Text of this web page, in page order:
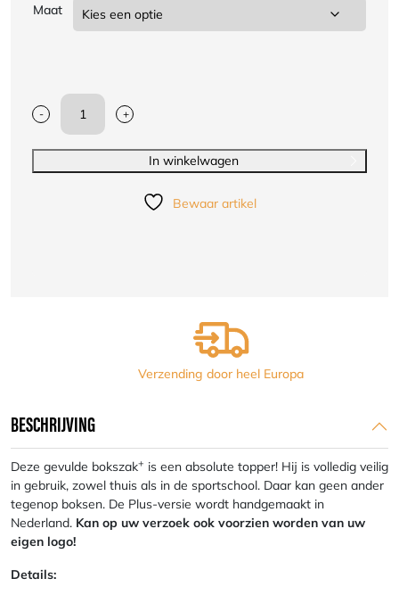
Maat
-
Gevulde
met
+
In winkelwagen
Bewaar artikel
Verzending door heel Europa
BESCHRIJVING
Deze gevulde bokszak+ is een absolute topper! Hij is volledig veilig
in gebruik, zowel thuis als in de sportschool. Daar kan geen ander
tegenop boksen. De Plus-versie wordt handgemaakt in
Nederland. Kan op uw verzoek ook voorzien worden van uw
eigen logo!
Details: